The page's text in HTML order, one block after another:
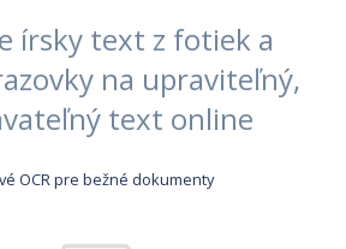
írsky text z fotiek a
na upraviteľný,
text online
OCR pre bežné dokumenty